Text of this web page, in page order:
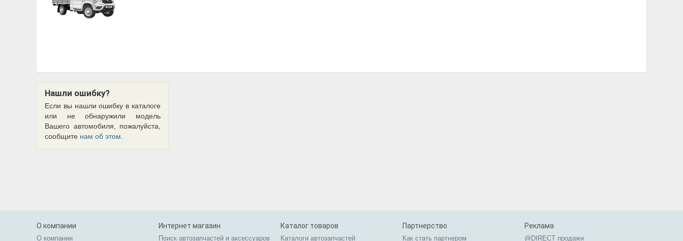
Нашли ошибку?
Если вы нашли ошибку в каталоге
или не обнаружили модель
Вашего автомобиля, пожалуйста,
сообщите нам об этом
О компании
О компании
Интернет магазин
Поиск автозапчастей и аксессуаров
Каталог товаров
Каталоги автозапчастей
Партнерство
Как стать партнером
Реклама
@DIRECT продажи